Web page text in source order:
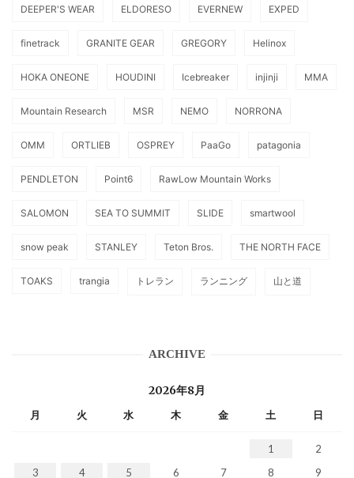
DEEPER'S WEAR ELDORESO EVERNEW EXPED
finetrack GRANITE GEAR GREGORY Helinox
HOKA ONEONE HOUDINI Icebreaker injinji MMA
Mountain Research MSR NEMO NORRONA
OMM ORTLIEB OSPREY PaaGo patagonia
PENDLETON Point6 RawLow Mountain Works
SALOMON SEA TO SUMMIT SLIDE smartwool
snow peak STANLEY Teton Bros. THE NORTH FACE
TOAKS trangia トレラン ランニング 山と道
ARCHIVE
2026年8月
月 火 水 木 金 土 日
1
2
3
4 5 6 7 8
9